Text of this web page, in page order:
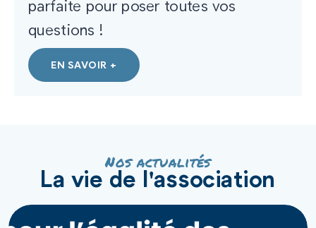
parfaite pour poser toutes vos
questions !
EN SAVOIR +
Nos actualités
La vie de l'association